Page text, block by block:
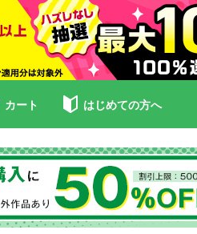
カート はじめての方へ